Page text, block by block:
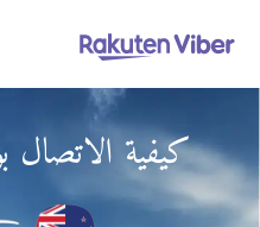
كيفية الاتصال